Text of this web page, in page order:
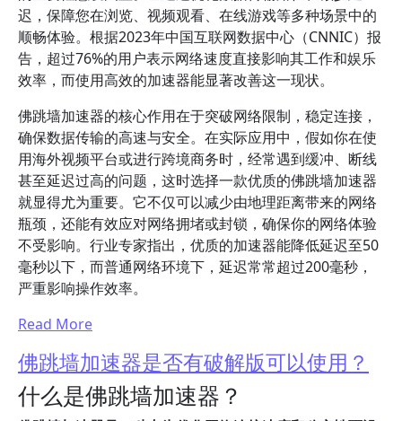
迟，保障您在浏览、视频观看、在线游戏等多种场景中的
顺畅体验。根据2023年中国互联网数据中心（CNNIC）报
告，超过76%的用户表示网络速度直接影响其工作和娱乐
效率，而使用高效的加速器能显著改善这一现状。
佛跳墙加速器的核心作用在于突破网络限制，稳定连接，
确保数据传输的高速与安全。在实际应用中，假如你在使
用海外视频平台或进行跨境商务时，经常遇到缓冲、断线
甚至延迟过高的问题，这时选择一款优质的佛跳墙加速器
就显得尤为重要。它不仅可以减少由地理距离带来的网络
瓶颈，还能有效应对网络拥堵或封锁，确保你的网络体验
不受影响。行业专家指出，优质的加速器能降低延迟至50
毫秒以下，而普通网络环境下，延迟常常超过200毫秒，
严重影响操作效率。
Read More
佛跳墙加速器是否有破解版可以使用？
什么是佛跳墙加速器？